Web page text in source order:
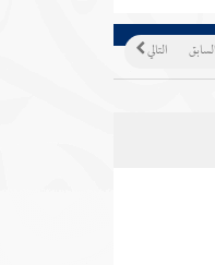
التالي السابق